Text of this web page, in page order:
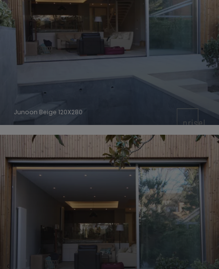
Junoon Beige 120X280